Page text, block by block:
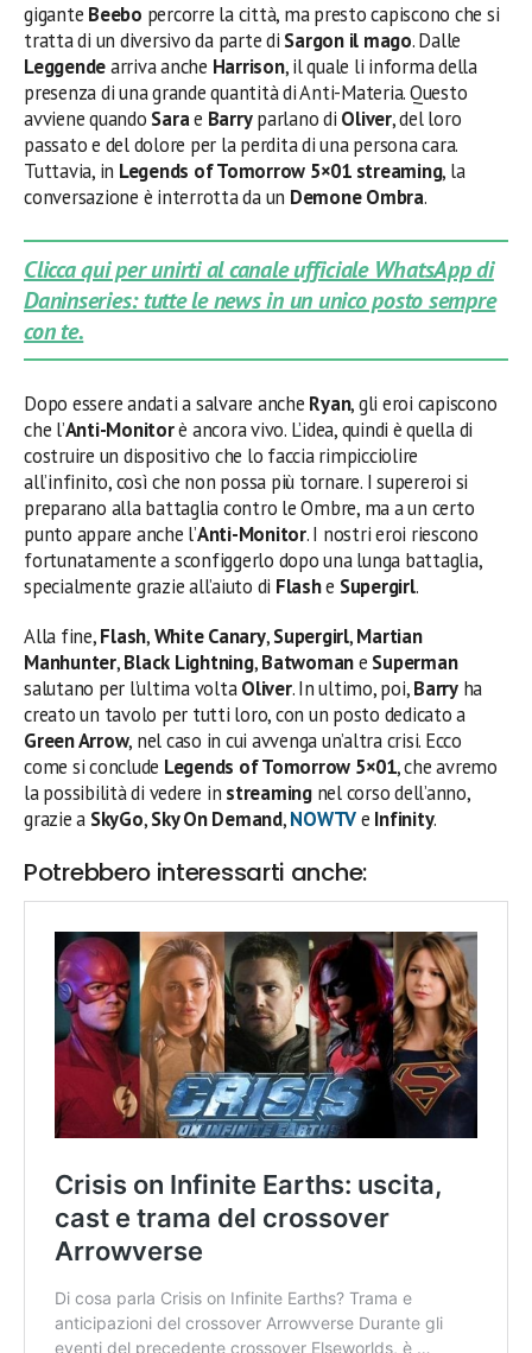
gigante Beebo percorre la città, ma presto capiscono che si
tratta di un diversivo da parte di Sargon il mago. Dalle
Leggendearriva anche Harrison, il quale li informa della
presenza di una grande quantità di Anti-Materia. Questo
avviene quando Sarae Barryparlano di Oliver, del loro
passato e del dolore per la perdita di una persona cara.
Tuttavia, in Legends of Tomorrow 5×01 streaming, la
conversazione è interrotta da un Demone Ombra.
Clicca qui per unirti al canale ufficiale WhatsApp di
Daninseries: tutte le news in un unico posto sempre
con te.
Dopo essere andati a salvare anche Ryan, gli eroi capiscono
che l’Anti-Monitorè ancora vivo. L’idea, quindi è quella di
costruire un dispositivo che lo faccia rimpicciolire
all’infinito, così che non possa più tornare. I supereroi si
preparano alla battaglia contro le Ombre, ma a un certo
punto appare anche l’Anti-Monitor. I nostri eroi riescono
fortunatamente a sconfiggerlo dopo una lunga battaglia,
specialmente grazie all’aiuto di Flashe Supergirl.
Alla fine,Flash,White Canary,Supergirl,Martian
Manhunter,Black Lightning,Batwomane Superman
salutano per l’ultima voltaOliver. In ultimo, poi,Barryha
creato un tavolo per tutti loro, con un posto dedicato a
Green Arrow, nel caso in cui avvenga un’altra crisi. Ecco
come si conclude Legends of Tomorrow 5×01, che avremo
la possibilità di vedere in streamingnel corso dell’anno,
grazie a SkyGo,Sky On Demand,NOWTVe Infinity.
Potrebbero interessarti anche: